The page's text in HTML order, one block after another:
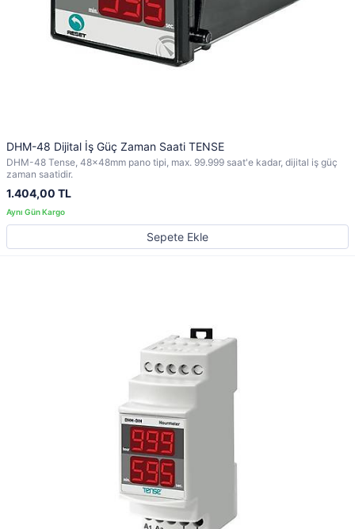
DHM-48 Dijital İş Güç Zaman Saati TENSE
DHM-48 Tense, 48x48mm pano tipi, max. 99.999 saat'e kadar, dijital iş güç
zaman saatidir.
1.404,00 TL
Sepete Ekle